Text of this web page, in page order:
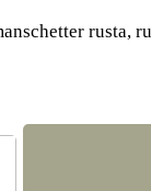
rusta,